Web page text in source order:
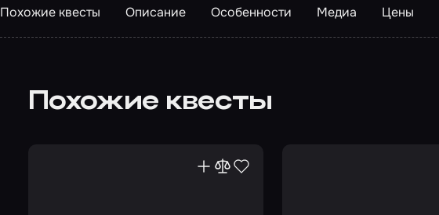
Похожие квесты Описание Особенности Медиа Цены
Похожие квесты